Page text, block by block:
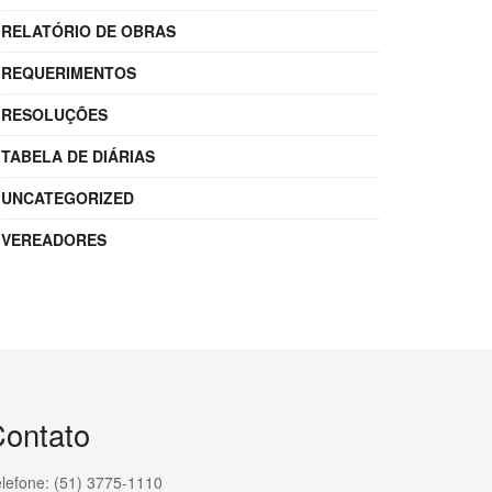
RELATÓRIO DE OBRAS
REQUERIMENTOS
RESOLUÇÕES
TABELA DE DIÁRIAS
UNCATEGORIZED
VEREADORES
(51) 3775-1110